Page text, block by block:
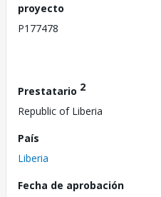
proyecto
P177478
Prestatario 2
Republic of Liberia
País
Liberia
Fecha de aprobación